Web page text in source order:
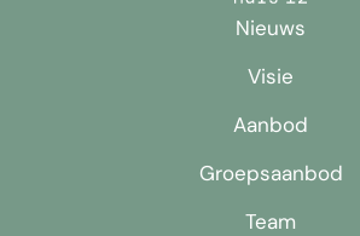
Nieuws
Visie
Aanbod
Groepsaanbod
Team